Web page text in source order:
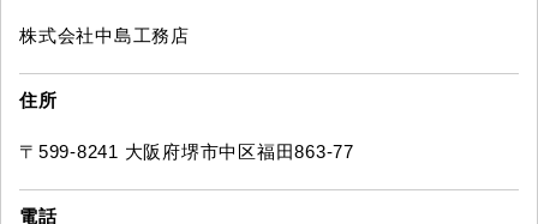
株式会社中島工務店
住所
〒599-8241 大阪府堺市中区福田863-77
電話